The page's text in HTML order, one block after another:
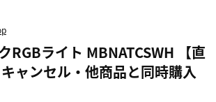
RGBライト MBNATCSWH 【直
ャンセル・他商品と同時購入